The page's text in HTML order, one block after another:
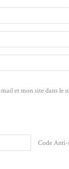
et mon site dans
Code Anti-